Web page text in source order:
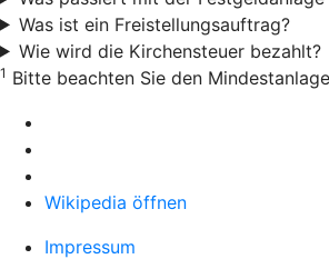
Was ist ein Freistellungsauftrag?
Wie wird die Kirchensteuer bezahlt?
1 Bitte beachten Sie den
Wikipedia öffnen
Impressum